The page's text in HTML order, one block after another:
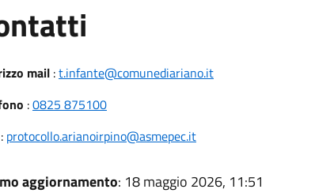
mail:t.infante@comunediariano.it
:0825 875100
: protocollo.arianoirpino@asmepec.it
aggiornamento: 18 maggio 2026, 11:51